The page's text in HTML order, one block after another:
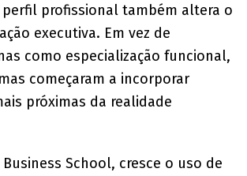
perfil profissional também altera o
executiva. Em vez de
como especialização funcional,
começaram a incorporar
próximas da realidade
Business School, cresce o uso de